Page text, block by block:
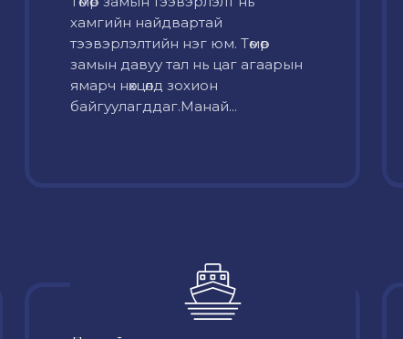
хамгийн найдвартай
тээвэрлэлтийн нэг юм. Төмөр
замын давуу тал нь цаг агаарын
ямарч нөхцөлд зохион
байгуулагддаг.Манай...